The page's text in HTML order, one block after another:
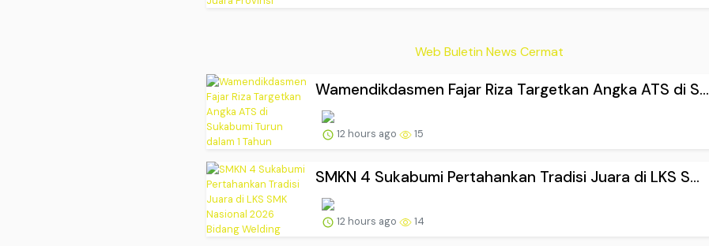
Web Buletin News Cermat
Wamendikdasmen Fajar Riza Targetkan Angka ATS di S...
12 hours ago 15
SMKN 4 Sukabumi Pertahankan Tradisi Juara di LKS S...
12 hours ago 14